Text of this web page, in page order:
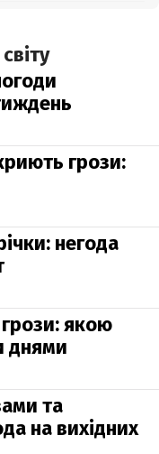
грози:
негода
грози: якою
днями
та
на вихідних